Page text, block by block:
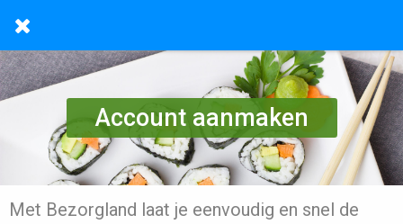
Account aanmaken
Met Bezorgland laat je eenvoudig en snel de